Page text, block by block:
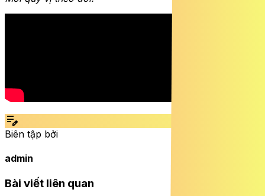
edit_note
Biên tập bởi
admin
Bài viết liên quan